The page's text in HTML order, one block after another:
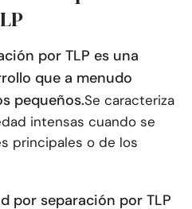
por TLP es una
que a menudo
pequeños.Se caracteriza
intensas cuando se
principales o de los
por separación por TLP